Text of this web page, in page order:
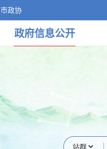
市政协
政府信息公开